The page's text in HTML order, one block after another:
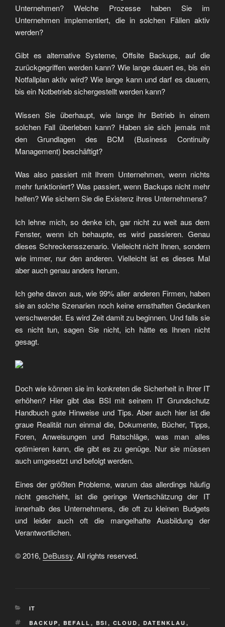
Unternehmen? Welche Prozesse haben Sie im
Unternehmen implementiert, die in solchen Fällen aktiv
werden?
Gibt es alternative Systeme, Offsite Backups, auf die
zurückgegriffen werden kann? Wie lange dauert es, bis ein
Notfallplan aktiv wird? Wie lange kann und darf es dauern,
bis ein Notbetrieb sichergestellt werden kann?
Wissen Sie überhaupt, wie lange ihr Betrieb in einem
solchen Fall überleben kann? Haben sie sich jemals mit
den Grundlagen des BCM (Business Continuity
Management) beschäftigt?
Was also passiert mit Ihrem Unternehmen, wenn nichts
mehr funktioniert? Was passiert, wenn Backups nicht mehr
helfen? Wie sichern Sie die Existenz ihres Unternehmens?
Ich lehne mich, so denke ich, gar nicht zu weit aus dem
Fenster, wenn ich behaupte, es wird passieren. Genau
dieses Schreckensszenario. Vielleicht nicht Ihnen, sondern
wie immer, nur den anderen. Vielleicht ist es dieses Mal
aber auch genau anders herum.
Ich gehe davon aus, wie 99% aller anderen Firmen, haben
sie an solche Szenarien noch keine ernsthaften Gedanken
verschwendet. Es wird Zeit damit zu beginnen. Und falls sie
es nicht tun, sagen Sie nicht, ich hätte es Ihnen nicht
gesagt.
Doch wie können sie im konkreten die Sicherheit in Ihrer IT
erhöhen? Hier gibt das BSI mit seinem IT Grundschutz
Handbuch gute Hinweise und Tips. Aber auch hier ist die
graue Realität nun einmal die, Dokumente, Bücher, Tipps,
Foren, Anweisungen und Ratschläge, was man alles
optimieren kann, die gibt es zu genüge. Nur sie müssen
auch umgesetzt und befolgt werden.
Eines der größten Probleme, warum das allerdings häufig
nicht geschieht, ist die geringe Wertschätzung der IT
innerhalb des Unternehmens, die oft zu kleinen Budgets
und leider auch oft die mangelhafte Ausbildung der
Verantwortlichen.
© 2016, DeBussy. All rights reserved.
KATEGORIEN
IT
SCHLAGWÖRTER
BACKUP, BEFALL , BSI , CLOUD , DATENKLAU ,